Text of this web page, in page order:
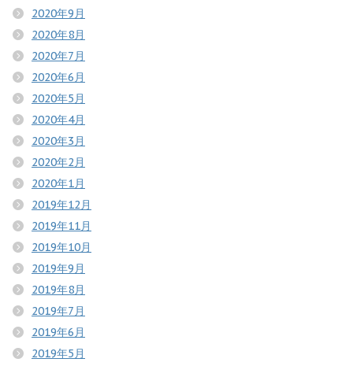
2020年9月
2020年8月
2020年7月
2020年6月
2020年5月
2020年4月
2020年3月
2020年2月
2020年1月
2019年12月
2019年11月
2019年10月
2019年9月
2019年8月
2019年7月
2019年6月
2019年5月